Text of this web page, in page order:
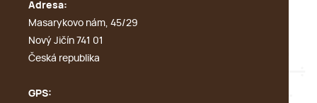
Adresa:
Masarykovo nám, 45/29
Nový Jičín 741 01
Česká republika
GPS: